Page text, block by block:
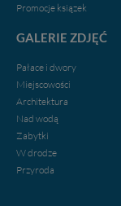
Promocje ksiązek
GALERIE ZDJĘĆ
Pałace i dwory
Miejscowości
Architektura
Nad wodą
Zabytki
W drodze
Przyroda